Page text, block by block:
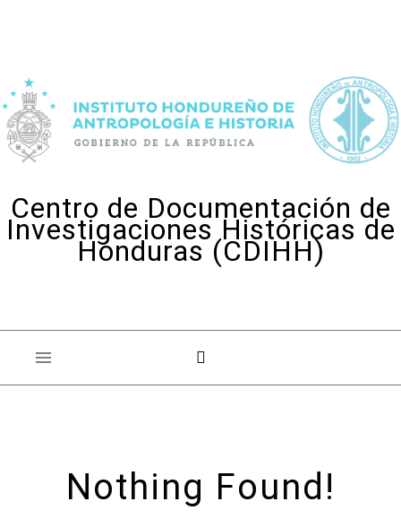
Centro de Documentación de
Investigaciones Históricas de
Honduras (CDIHH)
Nothing Found!